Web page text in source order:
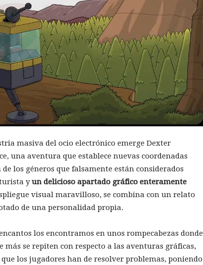
masiva del ocio electrónico emerge Dexter
una aventura que establece nuevas coordenadas
los géneros que falsamente están considerados
yun delicioso apartado gráfico enteramente
visual maravilloso, se combina con un relato
de una personalidad propia.
los encontramos en unos rompecabezas donde
más se repiten con respecto a las aventuras gráficas,
los jugadores han de resolver problemas, poniendo